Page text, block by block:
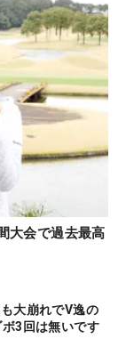
大会で過去最高
大崩れでV逸の
3回は無いです